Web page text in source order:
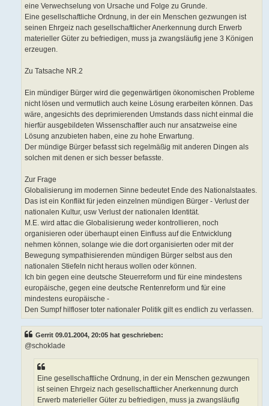
eine Verwechselung von Ursache und Folge zu Grunde.
Eine gesellschaftliche Ordnung, in der ein Menschen gezwungen ist
seinen Ehrgeiz nach gesellschaftlicher Anerkennung durch Erwerb
materieller Güter zu befriedigen, muss ja zwangsläufig jene 3 Königen
erzeugen.
Zu Tatsache NR.2
Ein mündiger Bürger wird die gegenwärtigen ökonomischen Probleme
nicht lösen und vermutlich auch keine Lösung erarbeiten können. Das
wäre, angesichts des deprimierenden Umstands dass nicht einmal die
hierfür ausgebildeten Wissenschaftler auch nur ansatzweise eine
Lösung anzubieten haben, eine zu hohe Erwartung.
Der mündige Bürger befasst sich regelmäßig mit anderen Dingen als
solchen mit denen er sich besser befasste.
Zur Frage
Globalisierung im modernen Sinne bedeutet Ende des Nationalstaates.
Das ist ein Konflikt für jeden einzelnen mündigen Bürger - Verlust der
nationalen Kultur, usw Verlust der nationalen Identität.
M.E. wird attac die Globalisierung weder kontrollieren, noch
organisieren oder überhaupt einen Einfluss auf die Entwicklung
nehmen können, solange wie die dort organisierten oder mit der
Bewegung sympathisierenden mündigen Bürger selbst aus den
nationalen Stiefeln nicht heraus wollen oder können.
Ich bin gegen eine deutsche Steuerreform und für eine mindestens
europäische, gegen eine deutsche Rentenreform und für eine
mindestens europäische -
Den Sumpf hilfloser toter nationaler Politik gilt es endlich zu verlassen.
Gerrit 09.01.2004, 20:05 hat geschrieben:
@schoklade
Eine gesellschaftliche Ordnung, in der ein Menschen gezwungen
ist seinen Ehrgeiz nach gesellschaftlicher Anerkennung durch
Erwerb materieller Güter zu befriedigen, muss ja zwangsläufig